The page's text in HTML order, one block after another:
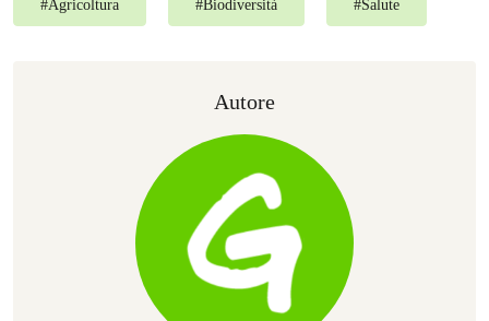
#Agricoltura #Biodiversità #Salute
Autore